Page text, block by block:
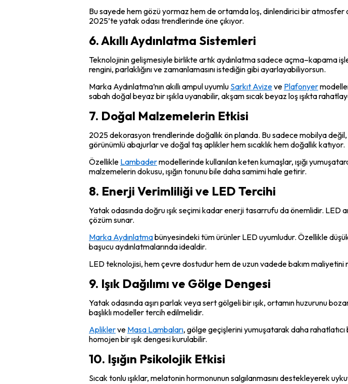
Bu sayede hem gözü yormaz hem de ortamda loş, dinlendirici bir
2025’te yatak odası trendlerinde öne çıkıyor.
6. Akıllı Aydınlatma Sistemleri
Teknolojinin gelişmesiyle birlikte artık aydınlatma sadece açma–kapama
rengini, parlaklığını ve zamanlamasını istediğin gibi ayarlayabiliyorsun.
Marka Aydınlatma’nın akıllı ampul uyumlu Sarkıt Avizeve Plafonyer
sabah doğal beyaz bir ışıkla uyanabilir, akşam sıcak beyaz loş ışıkta
7. Doğal Malzemelerin Etkisi
2025 dekorasyon trendlerinde doğallık ön planda. Bu sadece mobilya
görünümlü abajurlar ve doğal taş aplikler hem sıcaklık hem doğallık katıyor.
Özellikle Lambadermodellerinde kullanılan keten kumaşlar, ışığı
malzemelerin dokusu, ışığın tonunu bile daha samimi hale getirir.
8. Enerji Verimliliği ve LED Tercihi
Yatak odasında doğru ışık seçimi kadar enerji tasarrufu da önemlidir.
çözüm sunar.
Marka Aydınlatmabünyesindeki tüm ürünler LED uyumludur. Özellikle
başucu aydınlatmalarında idealdir.
LED teknolojisi, hem çevre dostudur hem de uzun vadede bakım maliyetini
9. Işık Dağılımı ve Gölge Dengesi
Yatak odasında aşırı parlak veya sert gölgeli bir ışık, ortamın huzurunu
başlıklı modeller tercih edilmelidir.
Apliklerve Masa Lambaları, gölge geçişlerini yumuşatarak daha
homojen bir ışık dengesi kurulabilir.
10. Işığın Psikolojik Etkisi
Sıcak tonlu ışıklar, melatonin hormonunun salgılanmasını destekleyerek